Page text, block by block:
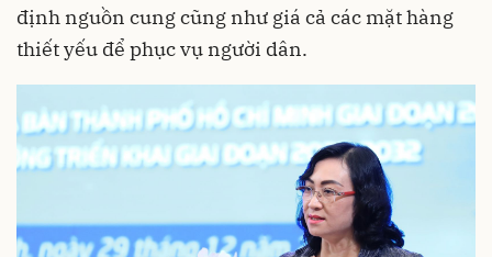
định nguồn cung cũng như giá cả các mặt hàng
thiết yếu để phục vụ người dân.